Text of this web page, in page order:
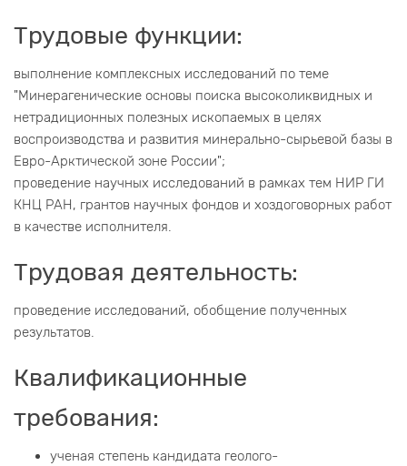
Трудовые функции:
выполнение комплексных исследований по теме
"Минерагенические основы поиска высоколиквидных и
нетрадиционных полезных ископаемых в целях
воспроизводства и развития минерально-сырьевой базы в
Евро-Арктической зоне России";
проведение научных исследований в рамках тем НИР ГИ
КНЦ РАН, грантов научных фондов и хоздоговорных работ
в качестве исполнителя.
Трудовая деятельность:
проведение исследований, обобщение полученных
результатов.
Квалификационные
требования:
ученая степень кандидата геолого-